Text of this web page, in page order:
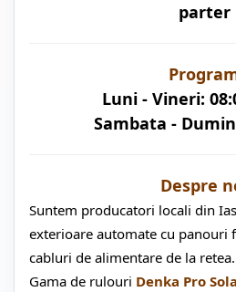
parter
Luni - Vineri:
Sambata -
Despre
Suntem producatori locali din
exterioare automate cu panouri
cabluri de alimentare de la retea.
Gama de rulouri Denka Pro